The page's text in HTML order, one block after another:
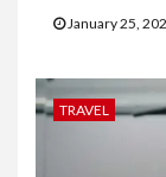
January 25,
TRAVEL